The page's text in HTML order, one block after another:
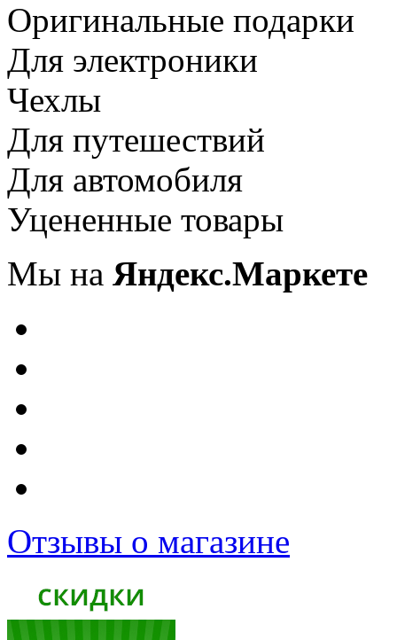
Оригинальные подарки
Для электроники
Чехлы
Для путешествий
Для автомобиля
Уцененные товары
Мы на Яндекс.Маркете
Отзывы о магазине